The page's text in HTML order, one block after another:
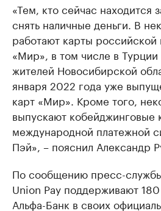
«Тем, кто сейчас находится
снять наличные деньги. В
работают карты
«Мир», в том числе в
жителей Новосибирской
января 2022 года уже
карт «Мир». Кроме того,
выпускают кобейджинговые
международной платежной
Пэй», – пояснил Александр
По сообщению пресс-
Union Pay поддерживают
Альфа-Банк в своих